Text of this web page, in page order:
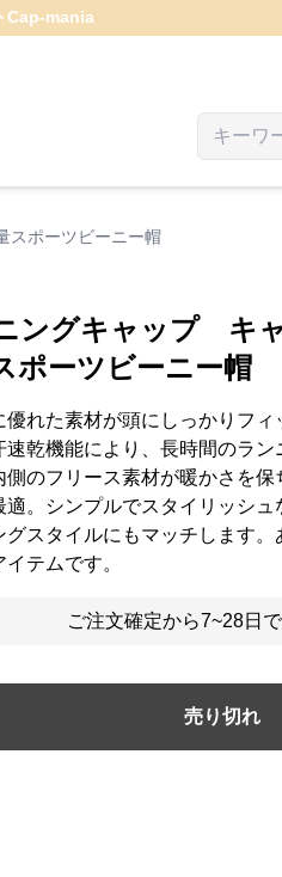
Cap-mania
スポーツビーニー帽
ングキャップ キ
ポーツビーニー帽
優れた素材が頭にしっかりフィ
速乾機能により、長時間のラ
側のフリース素材が暖かさを
適。シンプルでスタイリッシ
グスタイルにもマッチします
テムです。
ご注文確定から7~28日
売り切れ